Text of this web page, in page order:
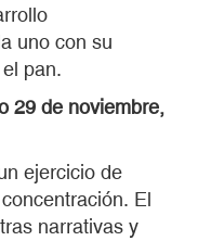
uno con su
pan.
29 de noviembre,
ejercicio de
El
narrativas y